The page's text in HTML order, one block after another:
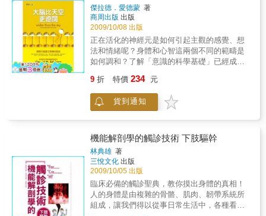
傑拉德．愛德蒙 著
商周出版 出版
2009/10/08 出版
正在活化的神經元是如何引起主觀的感覺、想
法和情緒呢？身體和心智這兩個不同的範疇是
如何調和？了解「意識的科學基礎」已經成為
員開始進行研究及闡釋。傑拉德．愛德蒙博士
終生採科學方法來鑽研腦部運作功能，以一身
所學為所有沉迷身心難題之士構思解答。直
述方式精確而淺顯，解釋了現在腦科學研究的
發現、複雜的大腦如何產生意識。傑拉德．愛
德蒙探討了意識與因果、演化、自我發展、學
習、記憶，以及和人類感覺起源的關係。利用
現今卓越科技的優勢，包括了生物化學、免疫
學、醫學顯影、神經科學，和生物演化學的觀
點，他將意識做了廣泛的分析，甚至將推論擴
展得更遠：超越了科學和醫學的世界，進一步
9 折 特價 234 元
貨到通知
機能解剖學的觸診技術 下肢驅幹
林典雄 著
三悅文化 出版
2009/10/05 出版
臨床必備的觸診聖典，教你摸出身體的真相！
人的身體是由複雜的骨骼、肌肉、韌帶系統所
組成，讓我們得以從事日常生活中，各種看似